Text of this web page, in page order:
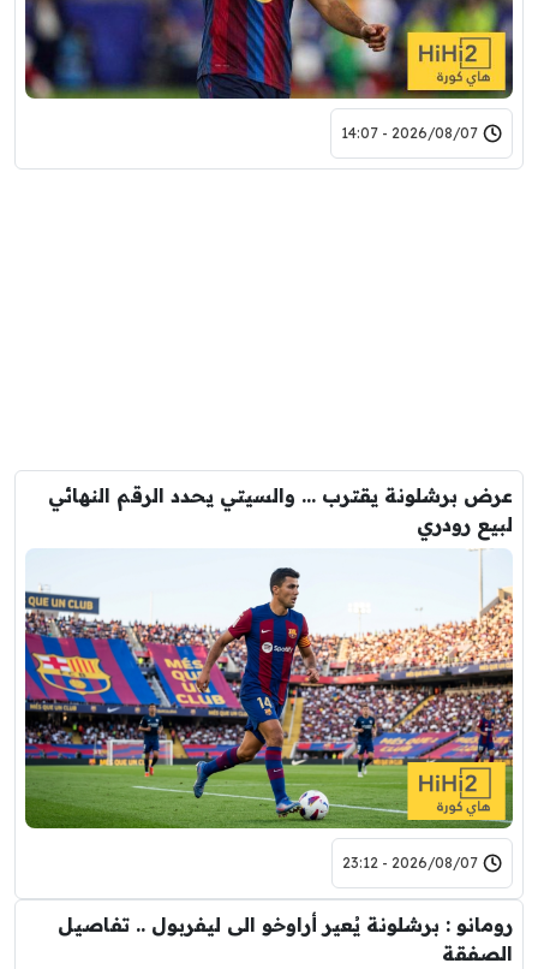
2026/08/07 - 14:07
عرض برشلونة يقترب … والسيتي يحدد الرقم النهائي
لبيع رودري
2026/08/07 - 23:12
رومانو : برشلونة يُعير أراوخو الى ليفربول .. تفاصيل
الصفقة